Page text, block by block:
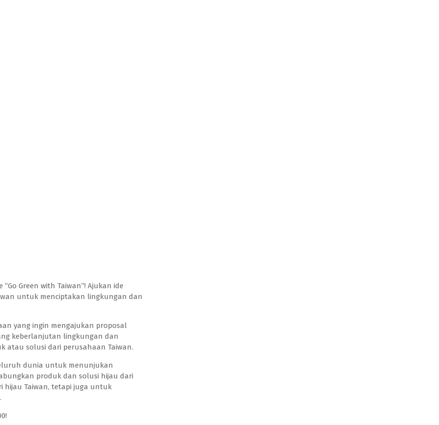
Green with Taiwan”! Ajukan ide
untuk menciptakan lingkungan dan
yang ingin mengajukan proposal
keberlanjutan lingkungan dan
atau solusi dari perusahaan Taiwan.
dunia untuk menunjukan
produk dan solusi hijau dari
hijau Taiwan, tetapi juga untuk